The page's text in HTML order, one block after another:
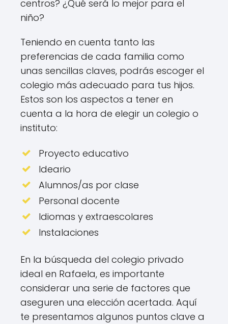
centros? ¿Qué será lo mejor para el
niño?
Teniendo en cuenta tanto las
preferencias de cada familia como
unas sencillas claves, podrás escoger el
colegio más adecuado para tus hijos.
Estos son los aspectos a tener en
cuenta a la hora de elegir un colegio o
instituto:
Proyecto educativo
Ideario
Alumnos/as por clase
Personal docente
Idiomas y extraescolares
Instalaciones
En la búsqueda del colegio privado
ideal en Rafaela, es importante
considerar una serie de factores que
aseguren una elección acertada. Aquí
te presentamos algunos puntos clave a